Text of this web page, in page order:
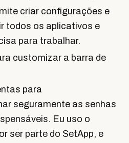
criar configurações e
todos os aplicativos e
para trabalhar.
customizar a barra de
para
seguramente as senhas
Eu uso o
ser parte do SetApp, e